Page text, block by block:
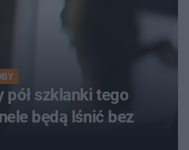
pół szklanki tego
będą lśnić bez